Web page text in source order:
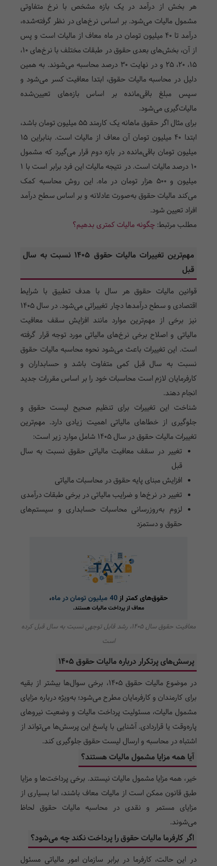
هر بخش از درآمد در یک بازه مشخص با نرخ متفاوتی
مشمول مالیات می‌شود. بر اساس نرخ‌های در نظر گرفته‌شده،
درآمد تا 40 میلیون تومان در ماه معاف از مالیات است و پس
از آن، بخش‌های بعدی حقوق در طبقات مختلف با نرخ‌های 10،
15، 20، 25 و در نهایت 30 درصد محاسبه می‌شوند. به همین
دلیل در محاسبه مالیات حقوق، ابتدا معافیت کسر می‌شود و
سپس مبلغ باقی‌مانده بر اساس بازه‌های تعیین‌شده
مالیات‌گیری می‌شود.
برای مثال اگر حقوق ماهانه یک کارمند 55 میلیون تومان باشد،
ابتدا 40 میلیون تومان آن معاف از مالیات است. بنابراین 15
میلیون تومان باقی‌مانده در بازه دوم قرار می‌گیرد که مشمول
10 درصد مالیات است. در نتیجه مالیات این فرد برابر است با 1
میلیون و 500 هزار تومان در ماه. این روش محاسبه کمک
می‌کند مالیات حقوق به‌صورت عادلانه و بر اساس سطح درآمد
افراد تعیین شود.
مطلب مرتبط:چگونه مالیات کمتری بدهیم؟
مهم‌ترین تغییرات مالیات حقوق 1405 نسبت به سال
قبل
قوانین مالیات حقوق هر سال با هدف تطبیق با شرایط
اقتصادی و سطح درآمدها دچار تغییراتی می‌شود. در سال 1405
نیز برخی از مهم‌ترین موارد مانند افزایش سقف معافیت
مالیاتی و اصلاح برخی نرخ‌های مالیاتی مورد توجه قرار گرفته
است. این تغییرات باعث می‌شود نحوه محاسبه مالیات حقوق
نسبت به سال قبل کمی متفاوت باشد و حسابداران و
کارفرمایان لازم است محاسبات خود را بر اساس مقررات جدید
انجام دهند.
شناخت این تغییرات برای تنظیم صحیح لیست حقوق و
جلوگیری از خطاهای مالیاتی اهمیت زیادی دارد. مهم‌ترین
تغییرات مالیات حقوق در سال 1405 شامل موارد زیر است:
تغییر در سقف معافیت مالیاتی حقوق نسبت به سال
قبل
افزایش مبنای پایه حقوق در محاسبات مالیاتی
تغییر در نرخ‌ها و ضرایب مالیاتی در برخی طبقات درآمدی
لزوم به‌روزرسانی محاسبات حسابداری و سیستم‌های
حقوق و دستمزد
معافیت حقوق سال 1405، رشد قابل توجهی نسبت به سال قبل کرده
است
پرسش‌های پرتکرار درباره مالیات حقوق 1405
در موضوع مالیات حقوق 1405، برخی سوال‌ها بیشتر از بقیه
برای کارمندان و کارفرمایان مطرح می‌شود؛ به‌ویژه درباره مزایای
مشمول مالیات، مسئولیت پرداخت مالیات و وضعیت نیروهای
پاره‌وقت یا قراردادی. آشنایی با پاسخ این پرسش‌ها می‌تواند از
اشتباه در محاسبه و ارسال لیست حقوق جلوگیری کند.
آیا همه مزایا مشمول مالیات هستند؟
خیر، همه مزایا مشمول مالیات نیستند. برخی پرداخت‌ها و مزایا
طبق قانون ممکن است از مالیات معاف باشند، اما بسیاری از
مزایای مستمر و نقدی در محاسبه مالیات حقوق لحاظ
می‌شوند.
اگر کارفرما مالیات حقوق را پرداخت نکند چه می‌شود؟
در این حالت، کارفرما در برابر سازمان امور مالیاتی مسئول